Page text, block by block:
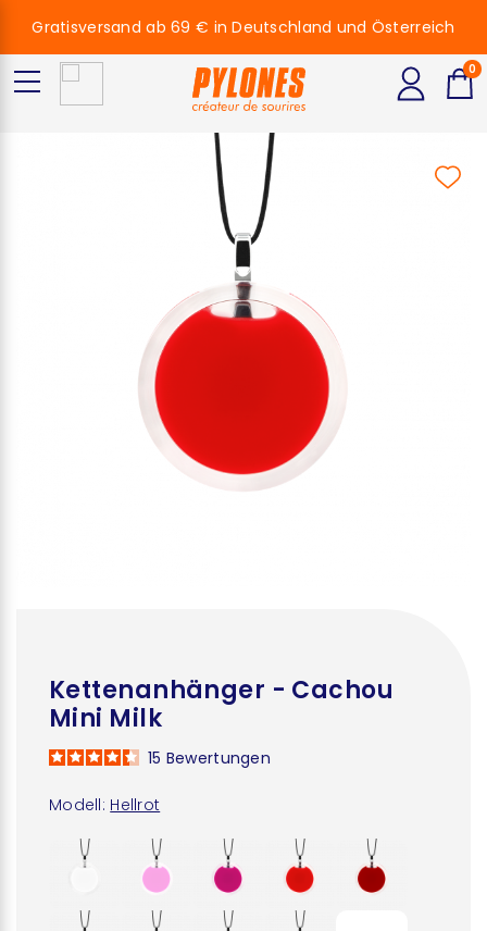
Kettenanhänger - Cachou
Mini Milk
Modell: Hellrot
15 Bewertungen
Gratisversand ab 69 € in Deutschland und Österreich
0